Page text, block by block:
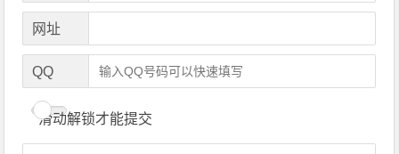
网址
QQ
滑动解锁才能提交